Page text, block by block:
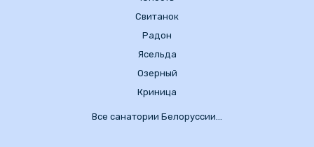
Свитанок
Радон
Ясельда
Озерный
Криница
Все санатории Белоруссии…